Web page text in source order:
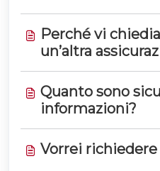
Perché vi
un’altra
Quanto sono
informazioni?
Vorrei